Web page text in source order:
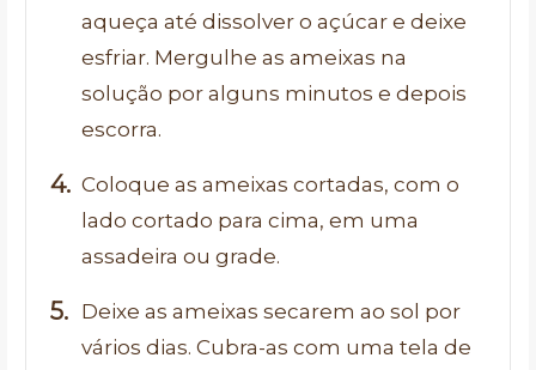
aqueça até dissolver o açúcar e deixe
esfriar. Mergulhe as ameixas na
solução por alguns minutos e depois
escorra.
Coloque as ameixas cortadas, com o
lado cortado para cima, em uma
assadeira ou grade.
Deixe as ameixas secarem ao sol por
vários dias. Cubra-as com uma tela de